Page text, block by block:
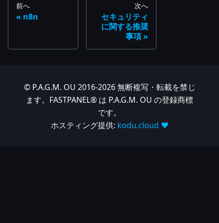
前へ
n8n
次へ
セキュリティ
に関する推奨
事項
© P.A.G.M. OU 2016-2026 無断複写・転載を禁じ
ます。FASTPANEL® は P.A.G.M. OU の登録商標
です。
ホスティング提供: kodu.cloud ❤️